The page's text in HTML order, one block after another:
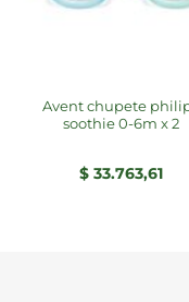
avent chupete philips
soothie 0-6m x 2
$33.763,61